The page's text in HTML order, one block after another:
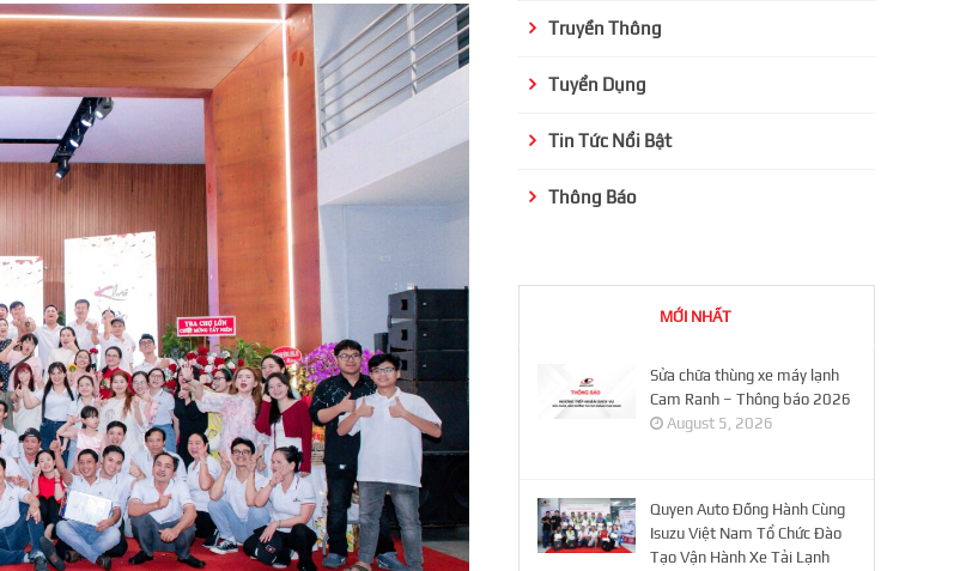
Truyền Thông
Tuyển Dụng
Tin Tức Nổi Bật
Thông Báo
MỚI NHẤT
Sửa chữa thùng xe máy lạnh
Cam Ranh – Thông báo 2026
August 5, 2026
Quyen Auto Đồng Hành Cùng
Isuzu Việt Nam Tổ Chức Đào
Tạo Vận Hành Xe Tải Lạnh